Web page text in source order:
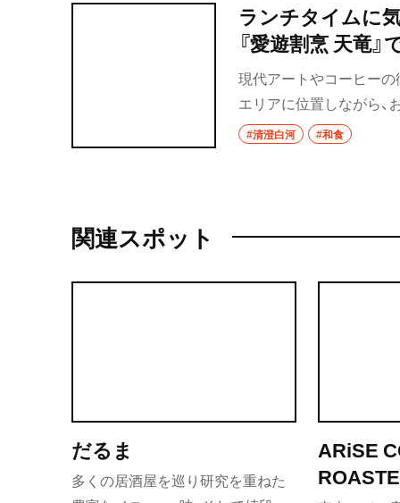
ランチタイムに
『愛遊割烹 天竜
現代アートやコーヒーの
エリアに位置しながら、
今も昔も変わらぬスタイ
#清澄白河 #和食
関連スポット
だるま
多くの居酒屋を巡り研究を重ねた
ARiSE